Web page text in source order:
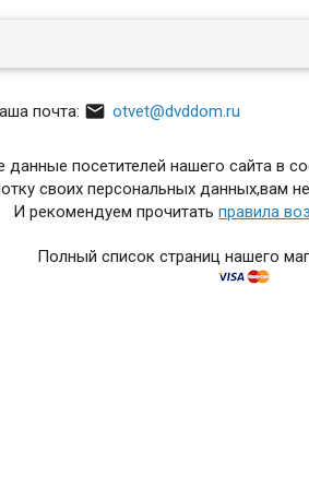
почта:  otvet@dvddom.ru
посетителей нашего сайта в
своих персональных данных,вам
И рекомендуем прочитатьправила
Полный список страниц нашего